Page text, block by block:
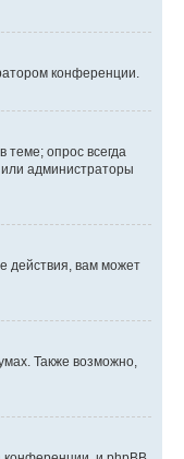
конференции.
опрос всегда
или администраторы
действия, вам может
Также возможно,